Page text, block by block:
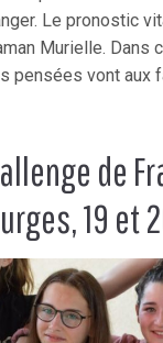
Le pronostic
Murielle. Dans
pensées vont aux
de
19 et